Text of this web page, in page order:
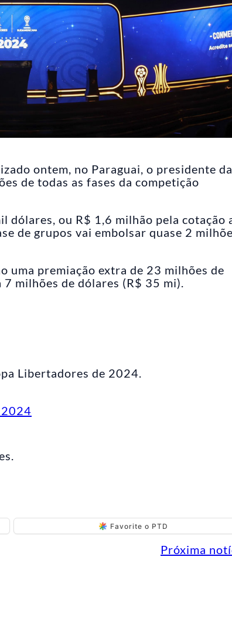
ontem, no Paraguai, o presidente da
de todas as fases da competição
dólares, ou R$ 1,6 milhão pela cotação
de grupos vai embolsar quase 2
uma premiação extra de 23 milhões de
milhões de dólares (R$ 35 mi).
Libertadores de 2024.
Favorite o PTD
Próxima